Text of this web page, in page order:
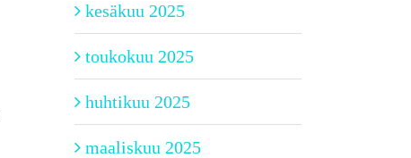
kesäkuu 2025
toukokuu 2025
huhtikuu 2025
maaliskuu 2025